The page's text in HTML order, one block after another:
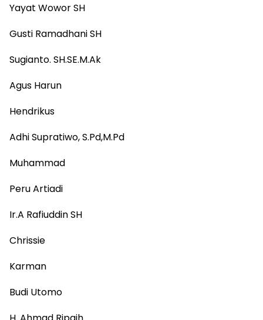
Yayat Wowor SH
Gusti Ramadhani SH
Sugianto. SH.SE.M.Ak
Agus Harun
Hendrikus
Adhi Supratiwo, S.Pd,M.Pd
Muhammad
Peru Artiadi
Ir.A Rafiuddin SH
Chrissie
Karman
Budi Utomo